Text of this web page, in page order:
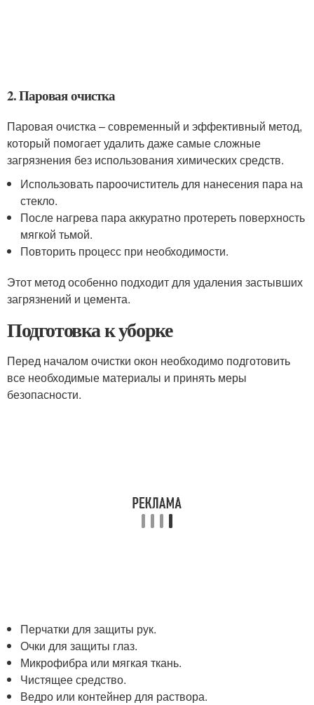
2. Паровая очистка
Паровая очистка – современный и эффективный метод,
который помогает удалить даже самые сложные
загрязнения без использования химических средств.
Использовать пароочиститель для нанесения пара на
стекло.
После нагрева пара аккуратно протереть поверхность
мягкой тьмой.
Повторить процесс при необходимости.
Этот метод особенно подходит для удаления застывших
загрязнений и цемента.
Подготовка к уборке
Перед началом очистки окон необходимо подготовить
все необходимые материалы и принять меры
безопасности.
Перчатки для защиты рук.
Очки для защиты глаз.
Микрофибра или мягкая ткань.
Чистящее средство.
Ведро или контейнер для раствора.